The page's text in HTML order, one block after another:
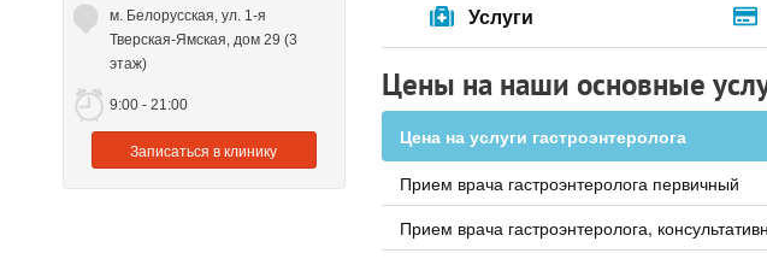
Услуги
Цены на наши основные
Цена на услуги гастроэнтеролога
Прием врача гастроэнтеролога первичный
Прием врача гастроэнтеролога,
м. Белорусская, ул. 1-я
Тверская-Ямская, дом 29 (3
этаж)
9:00 - 21:00
Записаться в клинику